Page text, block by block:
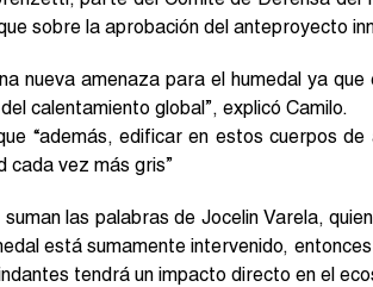
sobre la aprobación del anteproyecto
nueva amenaza para el humedal ya
calentamiento global”, explicó Camilo.
“además, edificar en estos cuerpos
cada vez más gris”
las palabras de Jocelin Varela,
está sumamente intervenido,
tendrá un impacto directo en el